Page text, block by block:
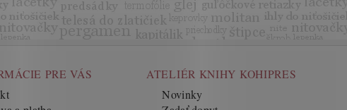
PRE VÁS
ATELIÉR KNIHY KOHIPRES
Novinky